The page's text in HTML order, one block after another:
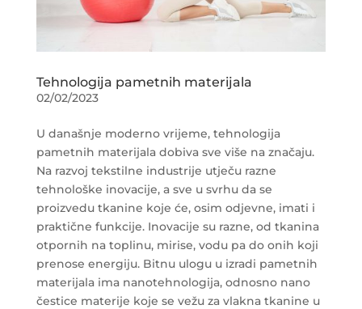
Tehnologija pametnih materijala
02/02/2023
U današnje moderno vrijeme, tehnologija
pametnih materijala dobiva sve više na značaju.
Na razvoj tekstilne industrije utječu razne
tehnološke inovacije, a sve u svrhu da se
proizvedu tkanine koje će, osim odjevne, imati i
praktične funkcije. Inovacije su razne, od tkanina
otpornih na toplinu, mirise, vodu pa do onih koji
prenose energiju. Bitnu ulogu u izradi pametnih
materijala ima nanotehnologija, odnosno nano
čestice materije koje se vežu za vlakna tkanine u